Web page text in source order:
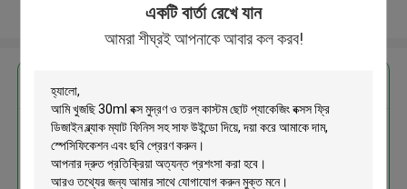
একটি বার্তা রেখে যান
আমরা শীঘ্রই আপনাকে আবার কল করব!
আরো দেখুন
30ml বক্স মুদ্রণ ও তরল কাস্টম ছোট
প্যাকেজিং বক্সস ফ্রি ডিজাইন ব্ল্যাক ম্যাট ফিনিস
সহ সাফ উইন্ডো দিয়ে